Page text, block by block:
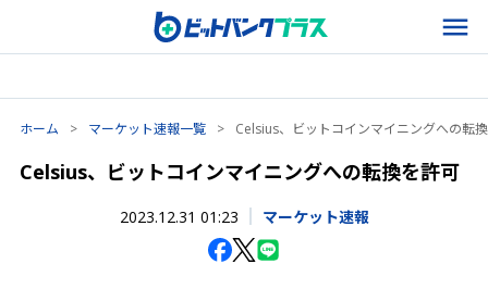
ホーム > マーケット速報一覧 > Celsius、ビットコインマイニングへの転
Celsius、ビットコインマイニングへの転換を許可
2023.12.31 01:23 マーケット速報